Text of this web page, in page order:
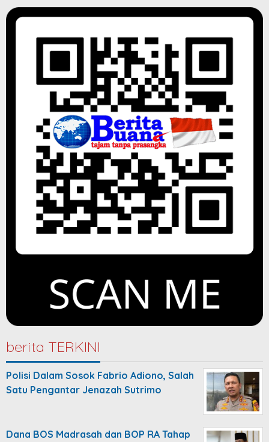
berita TERKINI
Polisi Dalam Sosok Fabrio Adiono, Salah
Satu Pengantar Jenazah Sutrimo
Dana BOS Madrasah dan BOP RA Tahap